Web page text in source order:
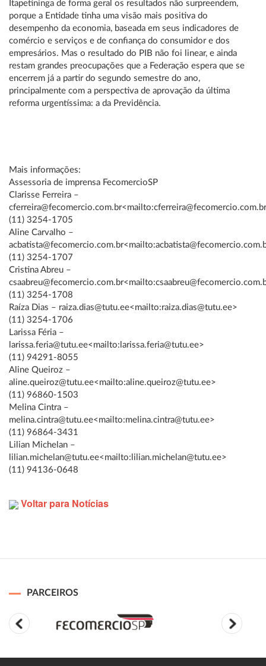
Itapetininga de forma geral os resultados não surpreendem,
porque a Entidade tinha uma visão mais positiva do
desempenho da economia, baseada em seus indicadores de
comércio e serviços e de confiança do consumidor e dos
empresários. Mas o resultado do PIB não foi linear, e ainda
restam grandes preocupações que a Federação espera que se
encerrem já a partir do segundo semestre do ano,
principalmente com a perspectiva de aprovação da última
reforma urgentíssima: a da Previdência.
Mais informações:
Assessoria de imprensa FecomercioSP
Clarisse Ferreira –
(11) 3254-1705
Aline Carvalho –
(11) 3254-1707
Cristina Abreu –
(11) 3254-1708
Raíza Dias – raiza.dias@tutu.ee<mailto:raiza.dias@tutu.ee>
(11) 3254-1706
Larissa Féria –
larissa.feria@tutu.ee<mailto:larissa.feria@tutu.ee>
(11) 94291-8055
Aline Queiroz –
aline.queiroz@tutu.ee<mailto:aline.queiroz@tutu.ee>
(11) 96860-1503
Melina Cintra –
melina.cintra@tutu.ee<mailto:melina.cintra@tutu.ee>
(11) 96864-3431
Lilian Michelan –
lilian.michelan@tutu.ee<mailto:lilian.michelan@tutu.ee>
(11) 94136-0648
Voltar para Notícias
PARCEIROS